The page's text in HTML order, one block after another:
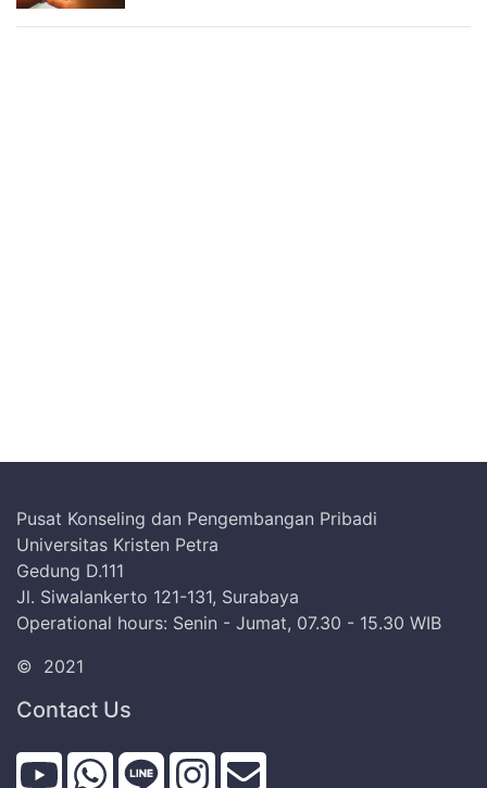
Pusat Konseling dan Pengembangan Pribadi
Universitas Kristen Petra
Gedung D.111
Jl. Siwalankerto 121-131, Surabaya
Operational hours: Senin - Jumat, 07.30 - 15.30 WIB
© 2021
Contact Us